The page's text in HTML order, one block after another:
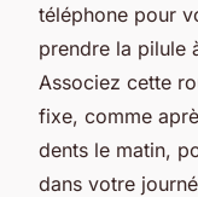
téléphone pour
prendre la pilule
Associez cette
fixe, comme
dents le matin,
dans votre